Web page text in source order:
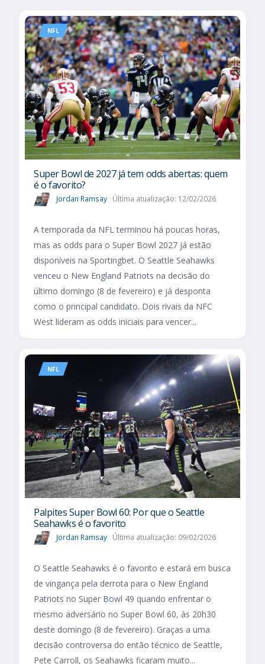
NFL
Super Bowl de 2027 já tem odds abertas: quem
é o favorito?
Jordan Ramsay Última atualização: 12/02/2026
A temporada da NFL terminou há poucas horas,
mas as odds para o Super Bowl 2027 já estão
disponíveis na Sportingbet. O Seattle Seahawks
venceu o New England Patriots na decisão do
último domingo (8 de fevereiro) e já desponta
como o principal candidato. Dois rivais da NFC
West lideram as odds iniciais para vencer...
NFL
Palpites Super Bowl 60: Por que o Seattle
Seahawks é o favorito
Jordan Ramsay Última atualização: 09/02/2026
O Seattle Seahawks é o favorito e estará em busca
de vingança pela derrota para o New England
Patriots no Super Bowl 49 quando enfrentar o
mesmo adversário no Super Bowl 60, às 20h30
deste domingo (8 de fevereiro). Graças a uma
decisão controversa do então técnico de Seattle,
Pete Carroll, os Seahawks ficaram muito...